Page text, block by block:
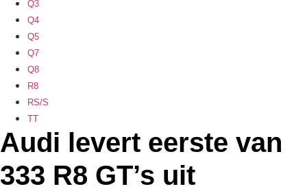
Q3
Q4
Q5
Q7
Q8
R8
RS/S
TT
Audi levert eerste van
333 R8 GT’s uit